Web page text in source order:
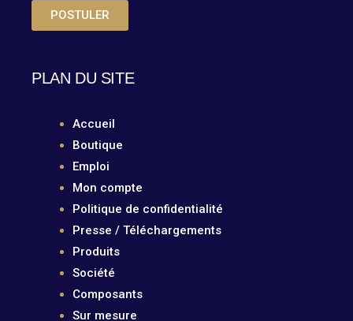
POSTULER
PLAN DU SITE
Accueil
Boutique
Emploi
Mon compte
Politique de confidentialité
Presse / Téléchargements
Produits
Société
Composants
Sur mesure